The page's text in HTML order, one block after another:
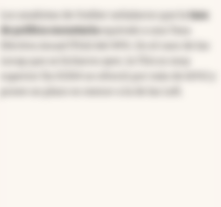
tasa
de política monetaria